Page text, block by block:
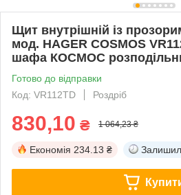
Щит внутрішній із
мод. HAGER COSMOS
шафа КОСМОС
Готово до відправки
Код: VR112TD
Роздріб
830,10 ₴ 1 064,23 ₴
Економія 234.13 ₴